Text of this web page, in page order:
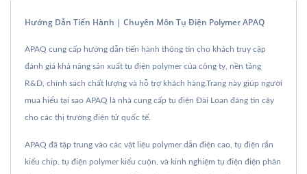
Hướng Dẫn Tiến Hành | Chuyên Môn Tụ Điện Polymer APAQ
APAQ cung cấp hướng dẫn tiến hành thông tin cho khách truy cập
đánh giá khả năng sản xuất tụ điện polymer của công ty, nền tảng
R&D, chính sách chất lượng và hỗ trợ khách hàng.Trang này giúp người
mua hiểu tại sao APAQ là nhà cung cấp tụ điện Đài Loan đáng tin cậy
cho các thị trường điện tử quốc tế.
APAQ đã tập trung vào các vật liệu polymer dẫn điện cao, tụ điện rắn
kiểu chip, tụ điện polymer kiểu cuộn, và kinh nghiệm tụ điện điện phân